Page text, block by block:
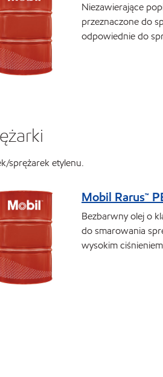
Niezawierające
przeznaczone do
odpowiednie do
sprężarek etylenu.
Mobil Rarus™
Bezbarwny olej o
do smarowania
wysokim